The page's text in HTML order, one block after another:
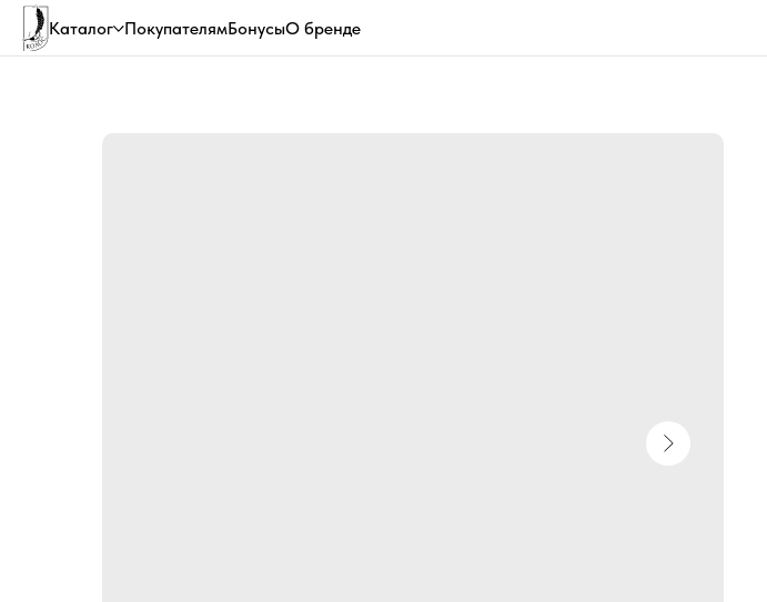
Каталог ПокупателямБонусыО бренде